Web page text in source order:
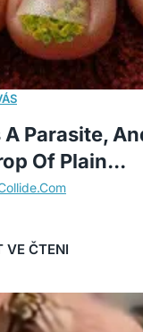
A Parasite,
Of Plain...